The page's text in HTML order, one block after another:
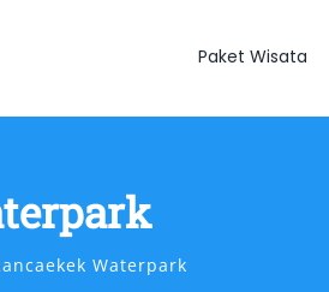
Paket Wisata
Waterpark